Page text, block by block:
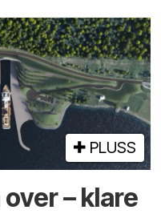
PLUSS
– klare